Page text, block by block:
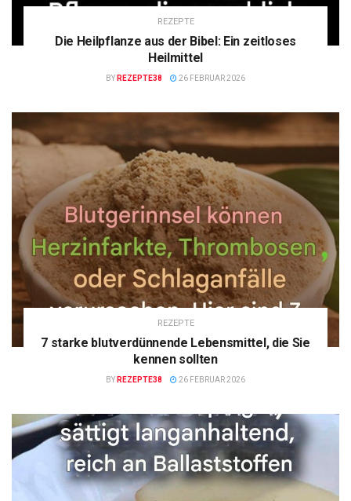
REZEPTE
Die Heilpflanze aus der Bibel: Ein zeitloses
Heilmittel
BY REZEPTE38 26 FEBRUAR 2026
REZEPTE
7 starke blutverdünnende Lebensmittel, die Sie
kennen sollten
BY REZEPTE38 26 FEBRUAR 2026